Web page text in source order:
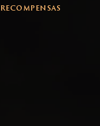
RECOMPENSAS